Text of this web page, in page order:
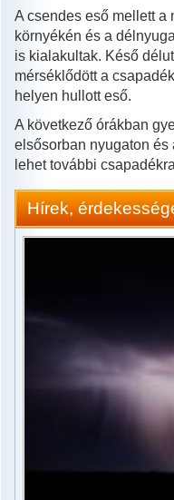
A csendes eső mellett a
környékén és a
is kialakultak. Késő
mérséklődött a
helyen hullott eső.
A következő órákban
elsősorban nyugaton és
lehet további
Hírek,